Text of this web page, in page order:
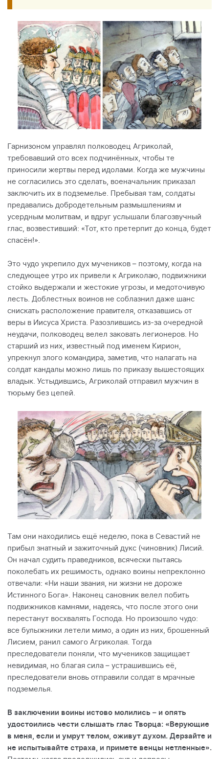
Гарнизоном управлял полководец Агриколай,
требовавший ото всех подчинённых, чтобы те
приносили жертвы перед идолами. Когда же мужчины
не согласились это сделать, военачальник приказал
заключить их в подземелье. Пребывая там, солдаты
предавались добродетельным размышлениям и
усердным молитвам, и вдруг услышали благозвучный
глас, возвестивший: «Тот, кто претерпит до конца, будет
спасён!».
Это чудо укрепило дух мучеников – поэтому, когда на
следующее утро их привели к Агриколаю, подвижники
стойко выдержали и жестокие угрозы, и медоточивую
лесть. Доблестных воинов не соблазнил даже шанс
снискать расположение правителя, отказавшись от
веры в Иисуса Христа. Разозлившись из-за очередной
неудачи, полководец велел заковать легионеров. Но
старший из них, известный под именем Кирион,
упрекнул злого командира, заметив, что налагать на
солдат кандалы можно лишь по приказу вышестоящих
владык. Устыдившись, Агриколай отправил мужчин в
тюрьму без цепей.
Там они находились ещё неделю, пока в Севастий не
прибыл знатный и зажиточный дукс (чиновник) Лисий.
Он начал судить праведников, всячески пытаясь
поколебать их решимость, однако воины непреклонно
отвечали: «Ни наши звания, ни жизни не дороже
Истинного Бога». Наконец сановник велел побить
подвижников камнями, надеясь, что после этого они
перестанут восхвалять Господа. Но произошло чудо:
все булыжники летели мимо, а один из них, брошенный
Лисием, ранил самого Агриколая. Тогда
преследователи поняли, что мучеников защищает
невидимая, но благая сила – устрашившись её,
преследователи вновь отправили солдат в мрачные
подземелья.
В заключении воины истово молились – и опять
удостоились чести слышать глас Творца: «Верующие
в меня, если и умрут телом, оживут духом. Дерзайте и
не испытывайте страха, и примете венцы нетленные».